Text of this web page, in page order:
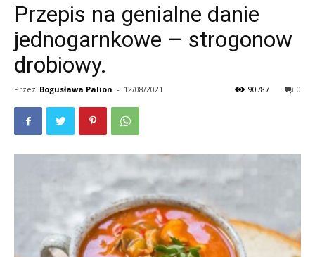
Przepis na genialne danie
jednogarnkowe – strogonow
drobiowy.
Przez Bogusława Palion - 12/08/2021 0
90787